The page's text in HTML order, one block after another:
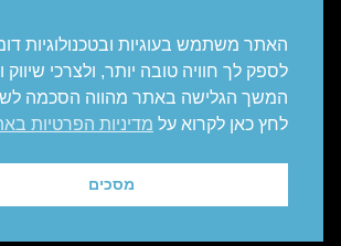
עיצוב עיצוב אריזות פרסום סושיאל
האתר משתמש בעוגיות ובטכנולוגיות
לספק לך חוויה טובה יותר, ולצרכי שיווק
המשך הגלישה באתר מהווה הסכמה
לחץ כאן לקרוא על מדיניות הפרטיות
מסכים